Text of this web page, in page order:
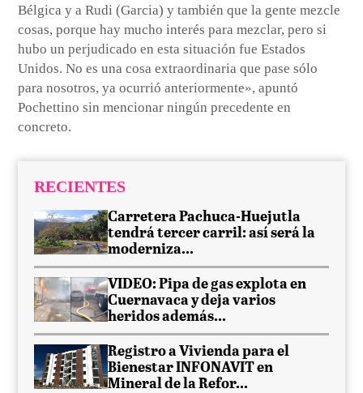
Bélgica y a Rudi (Garcia) y también que la gente mezcle
cosas, porque hay mucho interés para mezclar, pero si
hubo un perjudicado en esta situación fue Estados
Unidos. No es una cosa extraordinaria que pase sólo
para nosotros, ya ocurrió anteriormente», apuntó
Pochettino sin mencionar ningún precedente en
concreto.
RECIENTES
Carretera Pachuca-Huejutla
tendrá tercer carril: así será la
moderniza...
VIDEO: Pipa de gas explota en
Cuernavaca y deja varios
heridos además...
Registro a Vivienda para el
Bienestar INFONAVIT en
Mineral de la Refor...